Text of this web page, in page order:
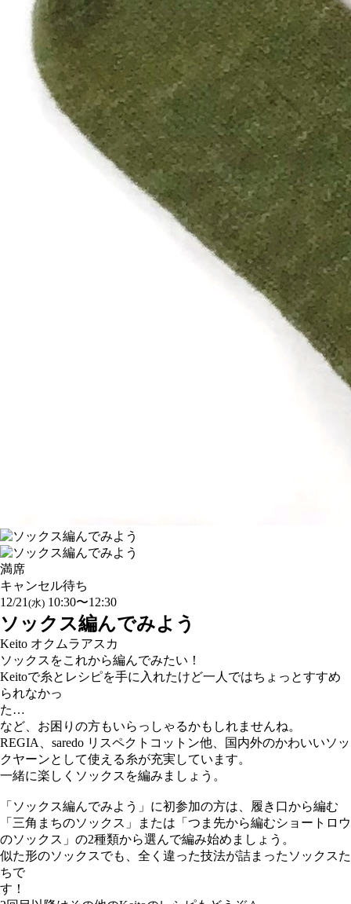
満席
キャンセル待ち
12/21 (水) 10:30〜12:30
ソックス編んでみよう
Keito オクムラアスカ
ソックスをこれから編んでみたい！
Keitoで糸とレシピを手に入れたけど一人ではちょっとすすめ
られなかっ
た
など、お困りの方もいらっしゃるかもしれませんね。
REGIA、saredo リスペクトコットン他、国内外のかわいいソッ
クヤーンとして使える糸が充実しています。
一緒に楽しくソックスを編みましょう。
「ソックス編んでみよう」に初参加の方は、履き口から編む
「三角まちのソックス」または「つま先から編むショートロウ
のソックス」の2種類から選んで編み始めましょう。
似た形のソックスでも、全く違った技法が詰まったソックスた
ちで
す